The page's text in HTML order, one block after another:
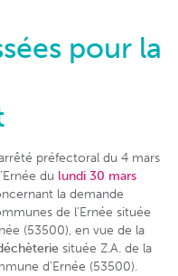
pour la
préfectoral du 4 mars
du lundi 30 mars
la demande
de l’Ernée située
(53500), en vue de la
située Z.A. de la
d’Ernée (53500).